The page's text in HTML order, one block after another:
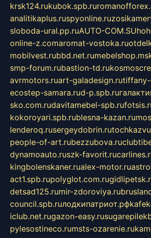
krsk124.rukubok.spb.ru
analitikaplus.ruspyonline.ru
sloboda-ural.pp.ruAUTO-COM.SU
online-z.comaromat-vostoka.ru
mobilvest.rubbd.net.ru
smp-forum.rubastion-td.ru
avrmotors.ruart-galadesign.ru
ecostep-samara.rud-p.spb.ru
sko.com.rudavitamebel-spb.ru
kokoroyari.spb.rublesna-kazan.ru
lenderoq.rusergeydobrin.ru
people-of-art.rubezzubova.ru
dynamoauto.ruszk-favorit.ru
kingbolenskaner.rualex-motor.ru
act1.spb.rupolyglot.com.ru
detsad125.rumir-zdoroviya.ru
council.spb.ruлодкипатриот.рф
iclub.net.rugazon-easy.ru
pylesostineco.rumsts-ozarenie.ru